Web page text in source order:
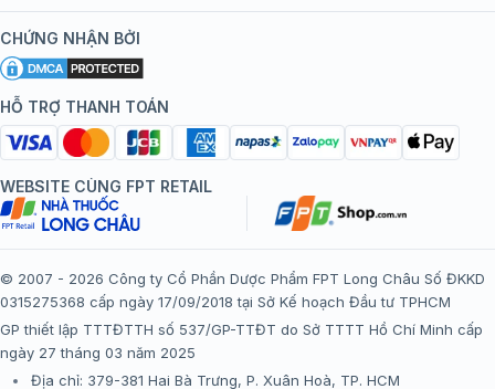
Chính sách nội dung
Chính sách bảo mật
Chính sách bảo mật dữ liệu cá nhân
Chính sách thanh toán
Chính sách đổi trả gói, mũi tiêm tại trung tâm tiêm chủng
FPT Long Châu
Thể lệ chương trình “Tích điểm nhận đặc quyền”
Đội ngũ bác sĩ, chuyên gia
Hệ thống trung tâm tiêm chủng
Khuyến mãi
Tôi nên tiêm gì?
Tiêm chủng đi nước ngoài
CHỨNG NHẬN BỞI
HỖ TRỢ THANH TOÁN
WEBSITE CÙNG FPT RETAIL
© 2007 - 2026 Công ty Cổ Phần Dược Phẩm FPT Long Châu Số ĐKKD
0315275368 cấp ngày 17/09/2018 tại Sở Kế hoạch Đầu tư TPHCM
GP thiết lập TTTĐTTH số 537/GP-TTĐT do Sở TTTT Hồ Chí Minh cấp
ngày 27 tháng 03 năm 2025
Địa chỉ: 379-381 Hai Bà Trưng, P. Xuân Hoà, TP. HCM